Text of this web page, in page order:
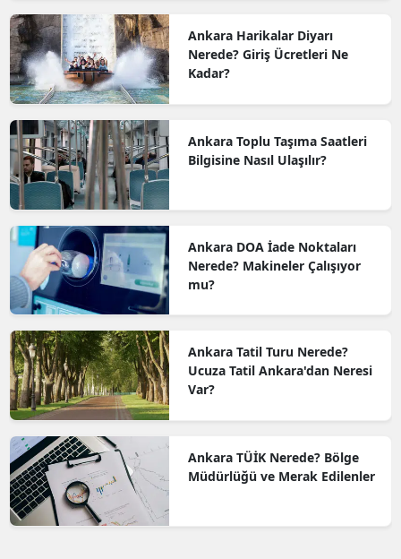
Ankara Harikalar Diyarı
Nerede? Giriş Ücretleri Ne
Kadar?
Ankara Toplu Taşıma Saatleri
Bilgisine Nasıl Ulaşılır?
Ankara DOA İade Noktaları
Nerede? Makineler Çalışıyor
mu?
Ankara Tatil Turu Nerede?
Ucuza Tatil Ankara'dan Neresi
Var?
Ankara TÜİK Nerede? Bölge
Müdürlüğü ve Merak Edilenler